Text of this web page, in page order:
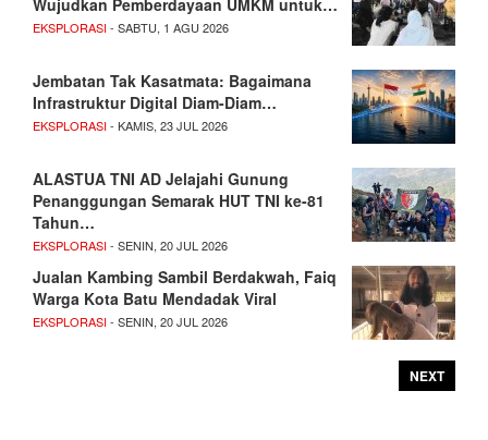
EKSPLORASI- SABTU, 1 AGU 2026
Jembatan Tak Kasatmata: Bagaimana
Infrastruktur Digital Diam-Diam…
EKSPLORASI- KAMIS, 23 JUL 2026
ALASTUA TNI AD Jelajahi Gunung
Penanggungan Semarak HUT TNI ke-81
Tahun…
EKSPLORASI- SENIN, 20 JUL 2026
Jualan Kambing Sambil Berdakwah, Faiq
Warga Kota Batu Mendadak Viral
EKSPLORASI- SENIN, 20 JUL 2026
NEXT